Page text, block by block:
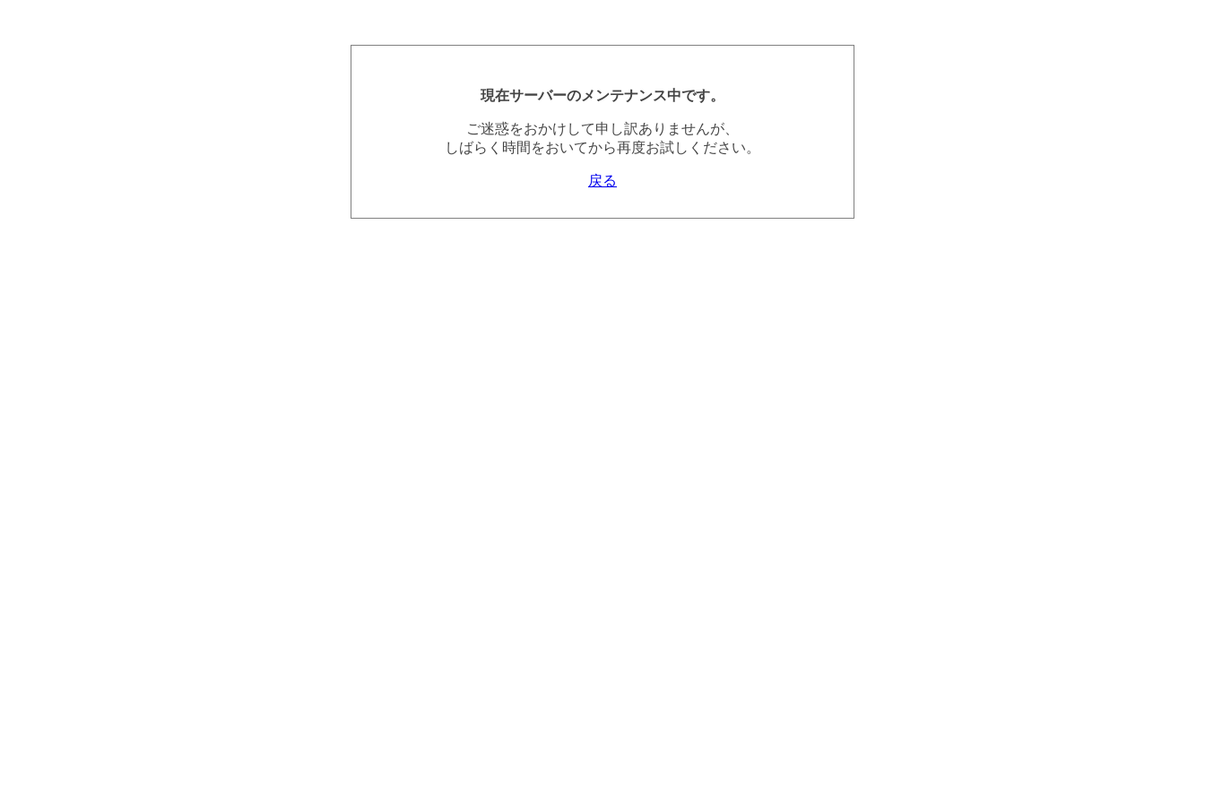
現在サーバーのメンテナンス中です。
ご迷惑をおかけして申し訳ありませんが、
しばらく時間をおいてから再度お試しください。
戻る